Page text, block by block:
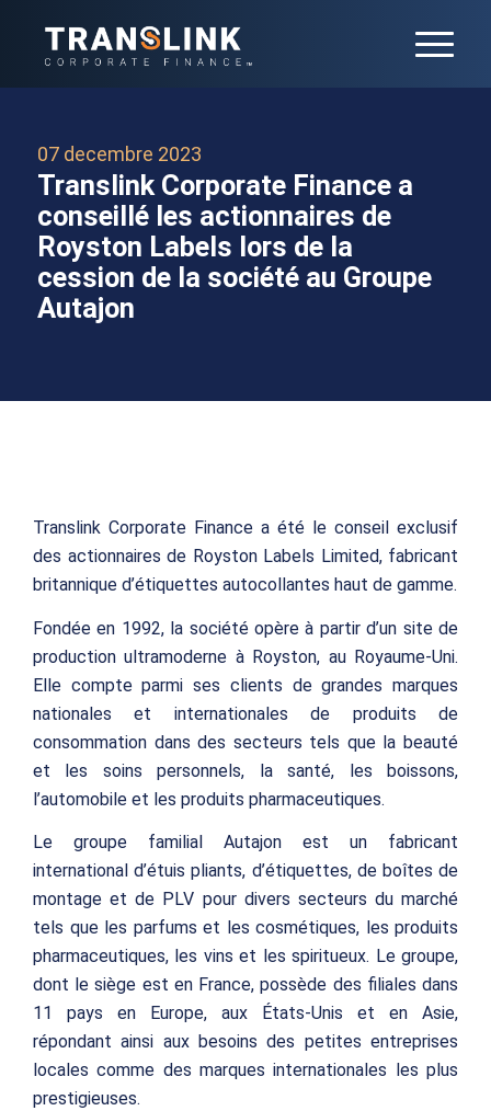
07 decembre 2023
Translink Corporate Finance a
conseillé les actionnaires de
Royston Labels lors de la
cession de la société au Groupe
Autajon
Translink Corporate Finance a été le conseil exclusif
des actionnaires de Royston Labels Limited, fabricant
britannique d’étiquettes autocollantes haut de gamme.
Fondée en 1992, la société opère à partir d’un site de
production ultramoderne à Royston, au Royaume-Uni.
Elle compte parmi ses clients de grandes marques
nationales et internationales de produits de
consommation dans des secteurs tels que la beauté
et les soins personnels, la santé, les boissons,
l’automobile et les produits pharmaceutiques.
Le groupe familial Autajon est un fabricant
international d’étuis pliants, d’étiquettes, de boîtes de
montage et de PLV pour divers secteurs du marché
tels que les parfums et les cosmétiques, les produits
pharmaceutiques, les vins et les spiritueux. Le groupe,
dont le siège est en France, possède des filiales dans
11 pays en Europe, aux États-Unis et en Asie,
répondant ainsi aux besoins des petites entreprises
locales comme des marques internationales les plus
prestigieuses.